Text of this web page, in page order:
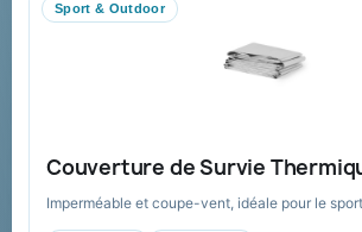
Sport & Outdoor
Couverture de Survie
Imperméable et coupe-vent, idéale pour le
FAQ sur Promenoch Goodies Pub France
Conditions de retour